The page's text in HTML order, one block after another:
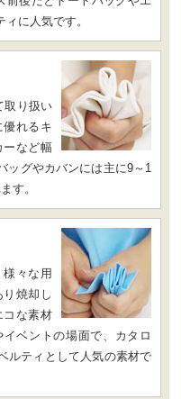
に人気です。
取り扱い
れるキ
ーなど幅
ッグやカバンには主に9～1
す。
々な用
焼却し
コな素材
ベントの場面で、カタロ
ルティとして人気の素材で